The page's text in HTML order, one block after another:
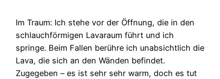
Im Traum: Ich stehe vor der Öffnung, die in den
schlauchförmigen Lavaraum führt und ich
springe. Beim Fallen berühre ich unabsichtlich die
Lava, die sich an den Wänden befindet.
Zugegeben – es ist sehr sehr warm, doch es tut